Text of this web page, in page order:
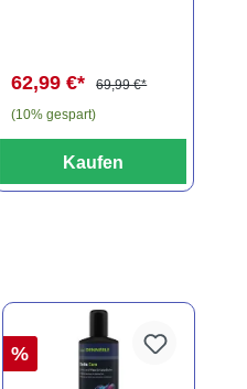
62,99 €*
69,99 €*
(10% gespart)
Kaufen
%